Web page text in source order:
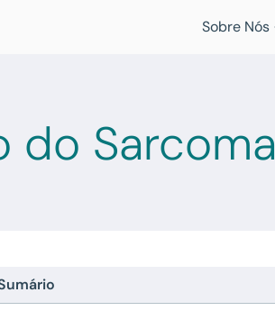
Sobre Nós
do Sarcoma